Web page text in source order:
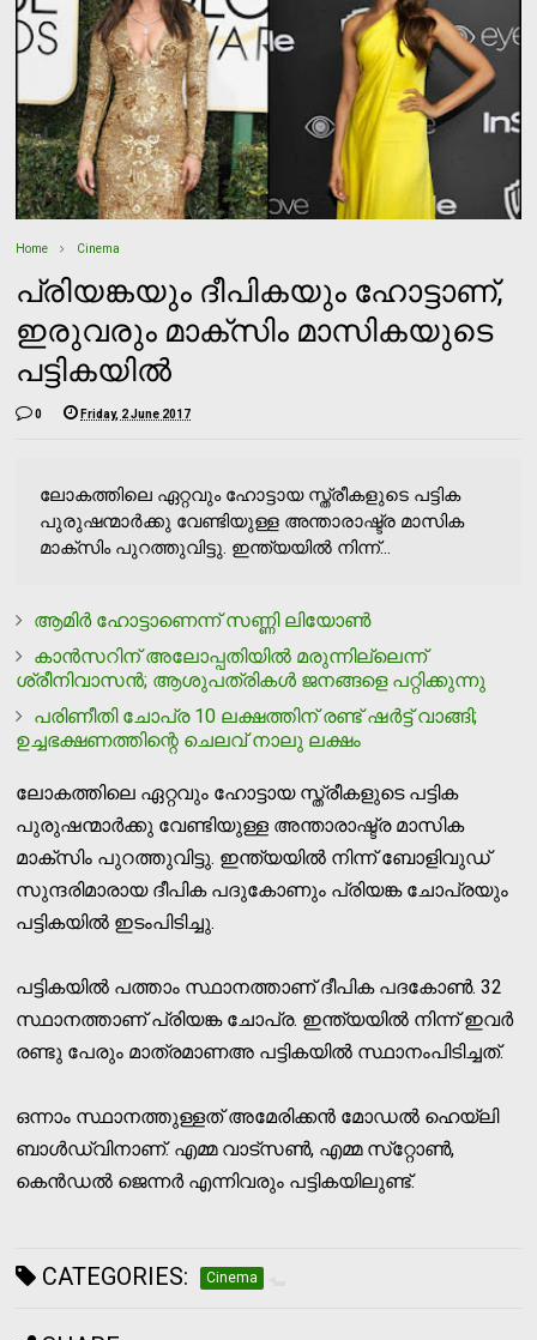
Home Cinema
പ്രിയങ്കയും ദീപികയും ഹോട്ടാണ്,
ഇരുവരും മാക്‌സിം മാസികയുടെ
പട്ടികയില്‍
0 Friday, 2 June 2017
ലോകത്തിലെ ഏറ്റവും ഹോട്ടായ സ്ത്രീകളുടെ പട്ടിക
പുരുഷന്മാര്‍ക്കു വേണ്ടിയുള്ള അന്താരാഷ്ട്ര മാസിക
മാക്‌സിം പുറത്തുവിട്ടു. ഇന്ത്യയില്‍ നിന്ന്...
ആമിര്‍ ഹോട്ടാണെന്ന് സണ്ണി ലിയോണ്‍
കാന്‍സറിന് അലോപ്പതിയില്‍ മരുന്നില്ലെന്ന്
ശ്രീനിവാസന്‍; ആശുപത്രികള്‍ ജനങ്ങളെ പറ്റിക്കുന്നു
പരിണീതി ചോപ്ര 10 ലക്ഷത്തിന് രണ്ട് ഷര്‍ട്ട് വാങ്ങി;
ഉച്ചഭക്ഷണത്തിന്റെ ചെലവ് നാലു ലക്ഷം
ലോകത്തിലെ ഏറ്റവും ഹോട്ടായ സ്ത്രീകളുടെ പട്ടിക
പുരുഷന്മാര്‍ക്കു വേണ്ടിയുള്ള അന്താരാഷ്ട്ര മാസിക
മാക്‌സിം പുറത്തുവിട്ടു. ഇന്ത്യയില്‍ നിന്ന് ബോളിവുഡ്
സുന്ദരിമാരായ ദീപിക പദുകോണും പ്രിയങ്ക ചോപ്രയും
പട്ടികയില്‍ ഇടംപിടിച്ചു.
പട്ടികയില്‍ പത്താം സ്ഥാനത്താണ് ദീപിക പദകോണ്‍. 32
സ്ഥാനത്താണ് പ്രിയങ്ക ചോപ്ര. ഇന്ത്യയില്‍ നിന്ന് ഇവര്‍
രണ്ടു പേരും മാത്രമാണഅ പട്ടികയില്‍ സ്ഥാനംപിടിച്ചത്.
ഒന്നാം സ്ഥാനത്തുള്ളത് അമേരിക്കന്‍ മോഡല്‍ ഹെയ്‌ലി
ബാള്‍ഡ്വിനാണ്. എമ്മ വാട്‌സണ്‍, എമ്മ സ്‌റ്റോണ്‍,
കെന്‍ഡല്‍ ജെന്നര്‍ എന്നിവരും പട്ടികയിലുണ്ട്.
CATEGORIES: Cinema